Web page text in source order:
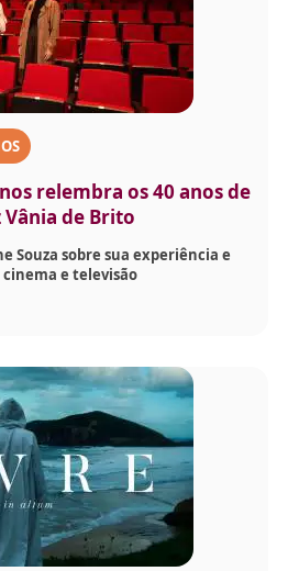
relembra os 40 anos de
de Brito
Souza sobre sua experiência e
e televisão